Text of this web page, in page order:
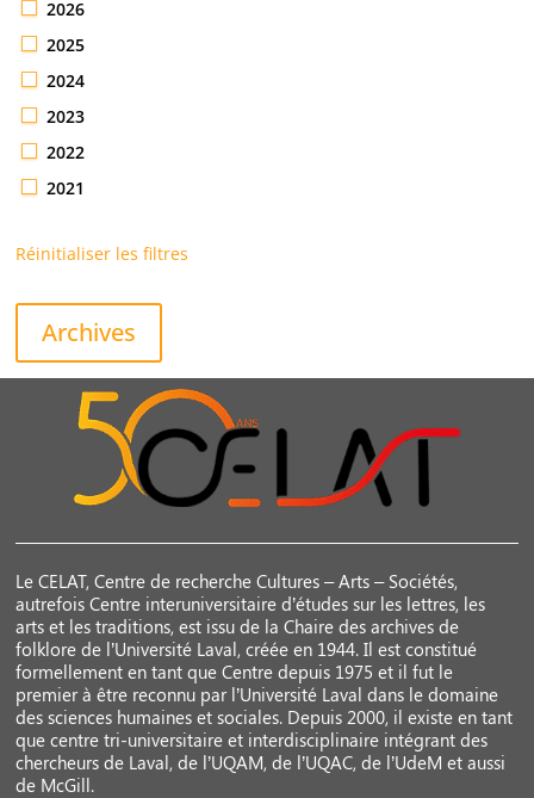
2026
2025
2024
2023
2022
2021
Réinitialiser les filtres
Archives
Le CELAT, Centre de recherche Cultures – Arts – Sociétés,
autrefois Centre interuniversitaire d’études sur les lettres, les
arts et les traditions, est issu de la Chaire des archives de
folklore de l’Université Laval, créée en 1944. Il est constitué
formellement en tant que Centre depuis 1975 et il fut le
premier à être reconnu par l’Université Laval dans le domaine
des sciences humaines et sociales. Depuis 2000, il existe en tant
que centre tri-universitaire et interdisciplinaire intégrant des
chercheurs de Laval, de l’UQAM, de l’UQAC, de l’UdeM et aussi
de McGill.